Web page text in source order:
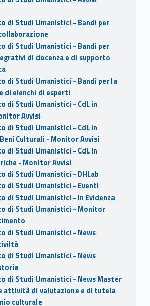
di Studi Umanistici - Bandi per
di Studi Umanistici - Bandi per
di docenza e di supporto
di Studi Umanistici - Bandi per la
di elenchi di esperti
di Studi Umanistici - CdL in
Avvisi
di Studi Umanistici - CdL in
Culturali - Monitor Avvisi
di Studi Umanistici - CdL in
- Monitor Avvisi
di Studi Umanistici - DHLab
di Studi Umanistici - Eventi
di Studi Umanistici - In Evidenza
di Studi Umanistici - Monitor
di Studi Umanistici - News
di Studi Umanistici - News
di Studi Umanistici - News Master
attività di valutazione e di tutela
culturale